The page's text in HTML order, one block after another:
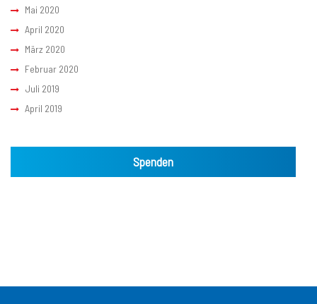
Mai 2020
April 2020
März 2020
Februar 2020
Juli 2019
April 2019
Spenden